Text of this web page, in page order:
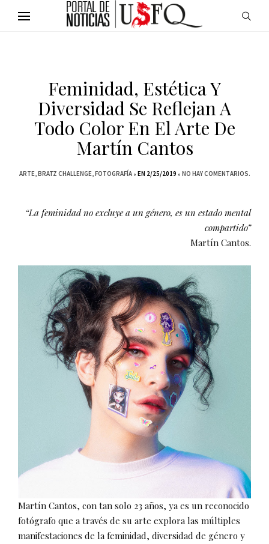
Feminidad, Estética Y
Diversidad Se Reflejan A
Todo Color En El Arte De
Martín Cantos
ARTE BRATZ CHALLENGE FOTOGRAFÍA EN 2/25/2019 NO HAY COMENTARIOS.
“La feminidad no excluye a un género, es un estado mental
compartido”
Martín Cantos.
Martín Cantos, con tan solo 23 años, ya es un reconocido
fotógrafo que a través de su arte explora las múltiples
manifestaciones de la feminidad, diversidad de género y